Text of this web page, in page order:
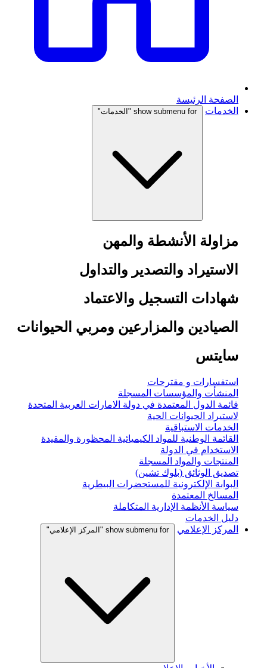
الصفحة الرئيسة
الخدمات
show submenu for "الخدمات"
مزاولة الأنشطة والمهن
الاستيراد والتصدير والتداول
شهادات التسجيل والاعتماد
الصيادين والمزارعين ومربي الحيوانات
سايتس
استفسارات و مقترحات
المنشأت والمؤسسات المسجلة
قائمة الدول المعتمدة في دولة الامارات العربية المتحدة
لاستيراد الحيوانات الحية
الخدمات الاستباقية
القائمة الوطنية للمواد الكيميائية المحظورة والمقيدة
الاستخدام في الدولة
المنتجات والمواد المسجلة
تصديق الوثائق (بلوك تشين)
البوابة الإلكترونية للمستحضرات البيطرية
المسالخ المعتمدة
سياسة الأنظمة الإدارية المتكاملة
دليل الخدمات
المركز الإعلامي
show submenu for "المركز الإعلامي"